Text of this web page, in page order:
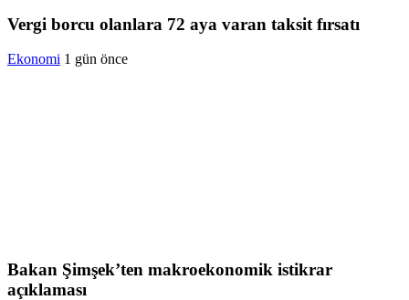
Vergi borcu olanlara 72 aya varan taksit fırsatı
Ekonomi 1 gün önce
Bakan Şimşek’ten makroekonomik istikrar
açıklaması